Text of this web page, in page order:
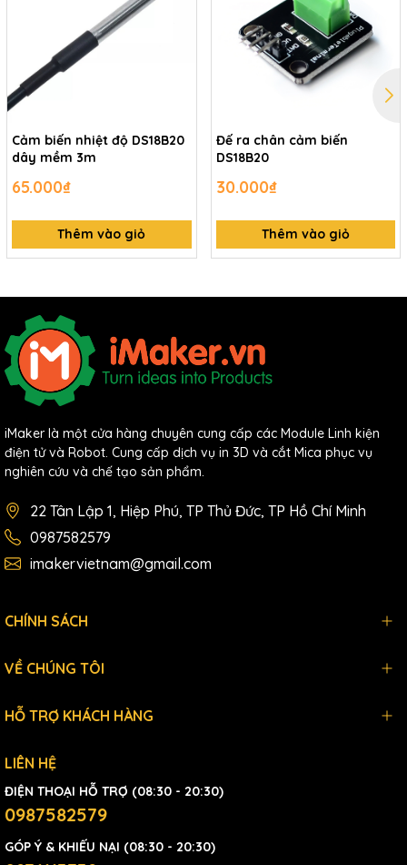
Cảm biến nhiệt độ DS18B20
dây mềm 3m
65.000₫
Thêm vào giỏ
Đế ra chân cảm biến
DS18B20
30.000₫
Thêm vào giỏ
iMaker là một cửa hàng chuyên cung cấp các Module Linh kiện
điện tử và Robot. Cung cấp dịch vụ in 3D và cắt Mica phục vụ
nghiên cứu và chế tạo sản phẩm.
22 Tân Lập 1, Hiệp Phú, TP Thủ Đức, TP Hồ Chí Minh
0987582579
imakervietnam@gmail.com
CHÍNH SÁCH
VỀ CHÚNG TÔI
HỖ TRỢ KHÁCH HÀNG
LIÊN HỆ
ĐIỆN THOẠI HỖ TRỢ (08:30 - 20:30)
0987582579
GÓP Ý & KHIẾU NẠI (08:30 - 20:30)